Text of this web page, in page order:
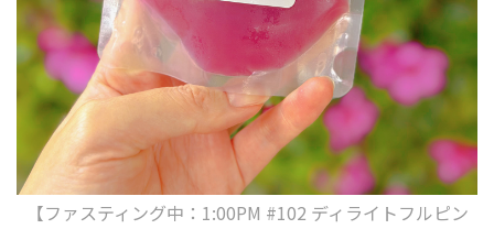
【ファスティング中：1:00PM #102 ディライトフルピン